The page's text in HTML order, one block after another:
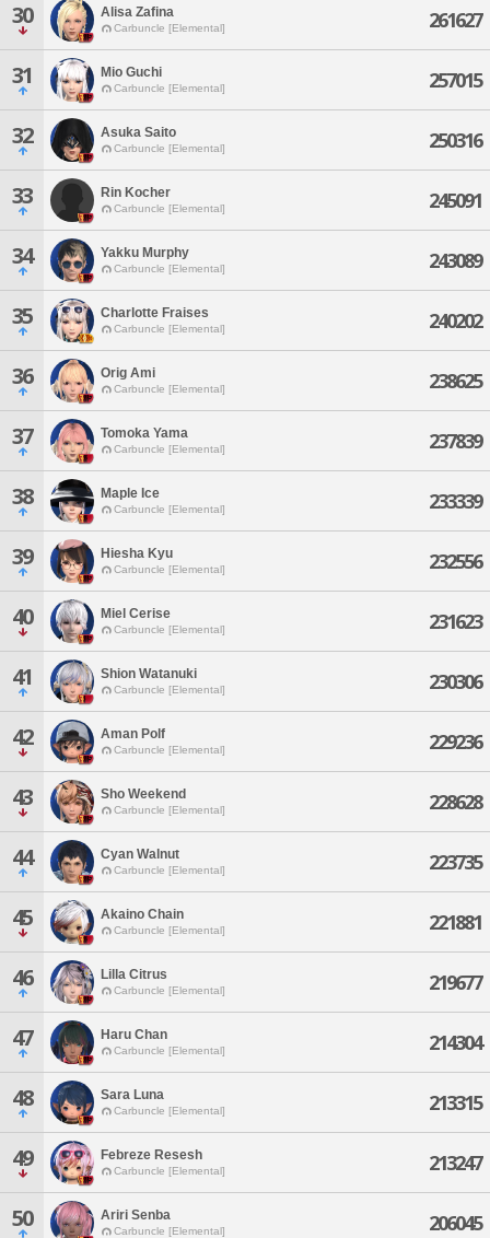
30 Alisa Zafina
Carbuncle [Elemental] 261627
31 Mio Guchi
Carbuncle [Elemental] 257015
32 Asuka Saito
Carbuncle [Elemental] 250316
33 Rin Kocher
Carbuncle [Elemental] 245091
34 Yakku Murphy
Carbuncle [Elemental] 243089
35 Charlotte Fraises
Carbuncle [Elemental] 240202
36 Orig Ami
Carbuncle [Elemental] 238625
37 Tomoka Yama
Carbuncle [Elemental] 237839
38 Maple Ice
Carbuncle [Elemental] 233339
39 Hiesha Kyu
Carbuncle [Elemental] 232556
40 Miel Cerise
Carbuncle [Elemental] 231623
41 Shion Watanuki
Carbuncle [Elemental] 230306
42 Aman Polf
Carbuncle [Elemental] 229236
43 Sho Weekend
Carbuncle [Elemental] 228628
44 Cyan Walnut
Carbuncle [Elemental] 223735
45 Akaino Chain
Carbuncle [Elemental] 221881
46 Lilla Citrus
Carbuncle [Elemental] 219677
47 Haru Chan
Carbuncle [Elemental] 214304
48 Sara Luna
Carbuncle [Elemental] 213315
49 Febreze Resesh
Carbuncle [Elemental] 213247
50 Ariri Senba
Carbuncle [Elemental] 206045